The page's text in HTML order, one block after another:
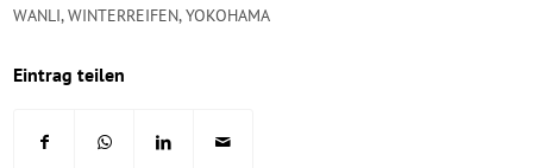
WANLI,WINTERREIFEN,YOKOHAMA
Eintrag teilen